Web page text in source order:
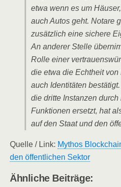
etwa wenn es um
auch Autos geht. Notare
zusätzlich eine sichere
An anderer Stelle
Rolle einer
die etwa die Echtheit
auch Identitäten
die dritte Instanzen
Funktionen ersetzt, hat
auf den Staat und den
Quelle / Link: Mythos
den öffentlichen Sektor
Ähnliche Beiträge: